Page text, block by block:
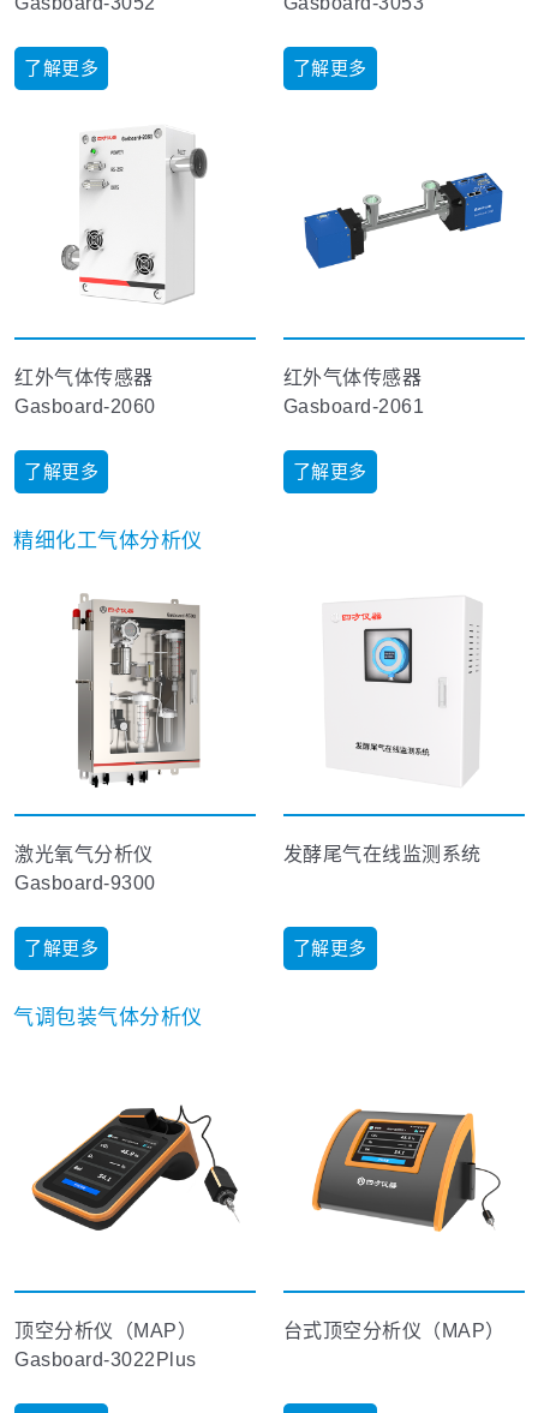
了解更多 了解更多
红外气体传感器
Gasboard-2060
了解更多
红外气体传感器
Gasboard-2061
了解更多
精细化工气体分析仪
激光氧气分析仪
Gasboard-9300
了解更多
发酵尾气在线监测系统
了解更多
气调包装气体分析仪
顶空分析仪（MAP）
Gasboard-3022Plus
台式顶空分析仪（MAP）